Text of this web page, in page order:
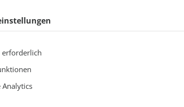
erforderlich
Analytics